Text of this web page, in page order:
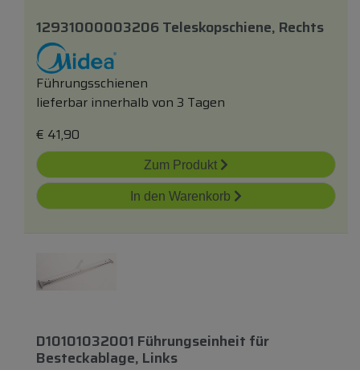
12931000003206 Teleskopschiene, Rechts
Führungsschienen
lieferbar innerhalb von 3 Tagen
€ 41,90
Zum Produkt
In den Warenkorb
D10101032001 Führungseinheit für
Besteckablage, Links